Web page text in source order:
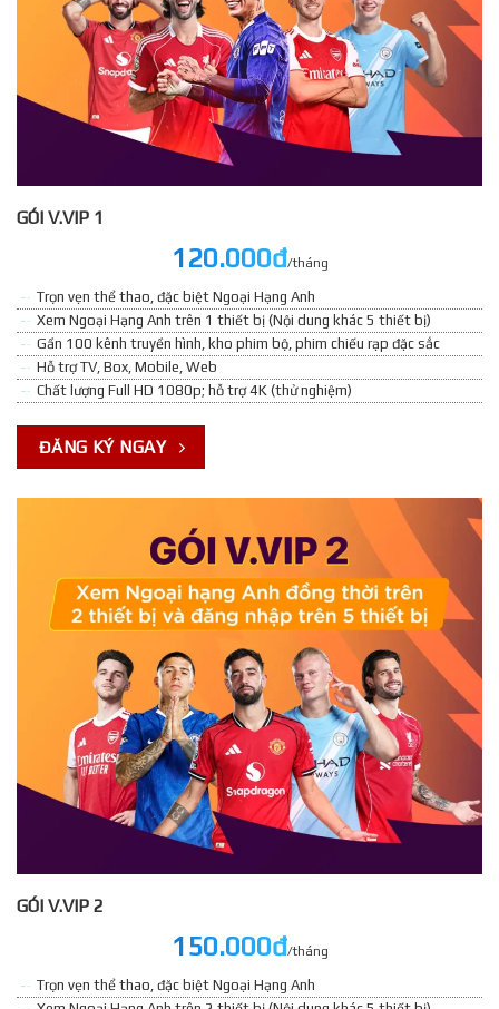
GÓI V.VIP 1
120.000đ/tháng
Trọn vẹn thể thao, đặc biệt Ngoại Hạng Anh
Xem Ngoại Hạng Anh trên 1 thiết bị (Nội dung khác 5 thiết bị)
Gần 100 kênh truyền hình, kho phim bộ, phim chiếu rạp đặc sắc
Hỗ trợ TV, Box, Mobile, Web
Chất lượng Full HD 1080p; hỗ trợ 4K (thử nghiệm)
ĐĂNG KÝ NGAY
GÓI V.VIP 2
150.000đ/tháng
Trọn vẹn thể thao, đặc biệt Ngoại Hạng Anh